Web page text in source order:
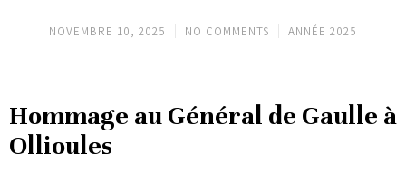
NOVEMBRE 10, 2025 NO COMMENTS ANNÉE 2025
Hommage au Général de Gaulle à
Ollioules